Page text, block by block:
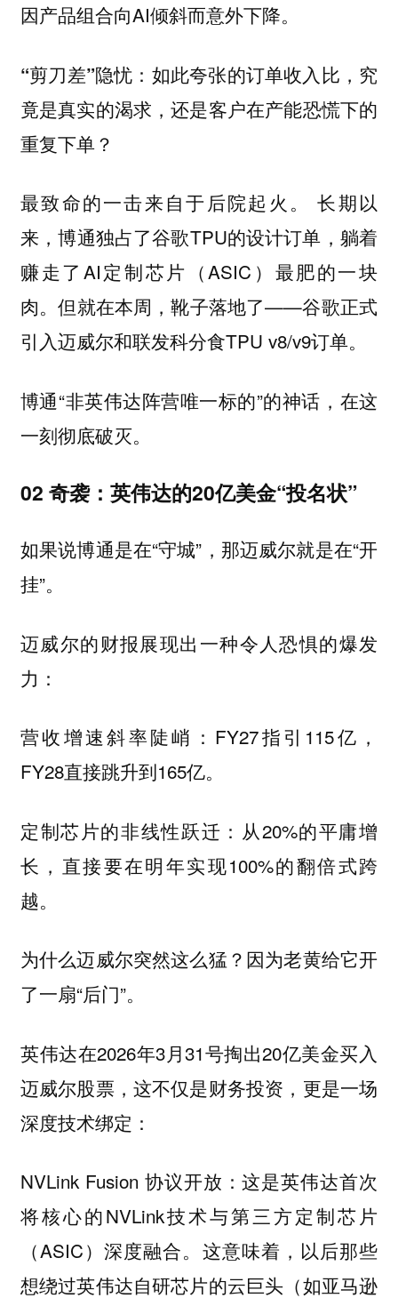
因产品组合向AI倾斜而意外下降。
“剪刀差”隐忧： 如此夸张的订单收入比，究
竟是真实的渴求，还是客户在产能恐慌下的
重复下单？
最致命的一击来自于后院起火。 长期以
来，博通独占了谷歌TPU的设计订单，躺着
赚走了AI定制芯片（ASIC）最肥的一块
肉。但就在本周，靴子落地了——谷歌正式
引入迈威尔和联发科分食TPU v8/v9订单。
博通“非英伟达阵营唯一标的”的神话，在这
一刻彻底破灭。
02 奇袭：英伟达的20亿美金“投名状”
如果说博通是在“守城”，那迈威尔就是在“开
挂”。
迈威尔的财报展现出一种令人恐惧的爆发
力：
营收增速斜率陡峭：FY27指引115亿，
FY28直接跳升到165亿。
定制芯片的非线性跃迁：从20%的平庸增
长，直接要在明年实现100%的翻倍式跨
越。
为什么迈威尔突然这么猛？因为老黄给它开
了一扇“后门”。
英伟达在2026年3月31号掏出20亿美金买入
迈威尔股票，这不仅是财务投资，更是一场
深度技术绑定：
NVLink Fusion 协议开放：这是英伟达首次
将核心的NVLink技术与第三方定制芯片
（ASIC）深度融合。这意味着，以后那些
想绕过英伟达自研芯片的云巨头（如亚马逊